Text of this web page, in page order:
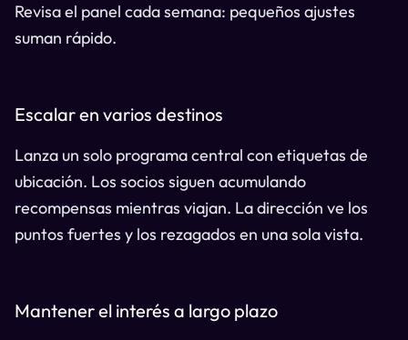
Revisa el panel cada semana: pequeños ajustes
suman rápido.
Escalar en varios destinos
Lanza un solo programa central con etiquetas de
ubicación. Los socios siguen acumulando
recompensas mientras viajan. La dirección ve los
puntos fuertes y los rezagados en una sola vista.
Mantener el interés a largo plazo